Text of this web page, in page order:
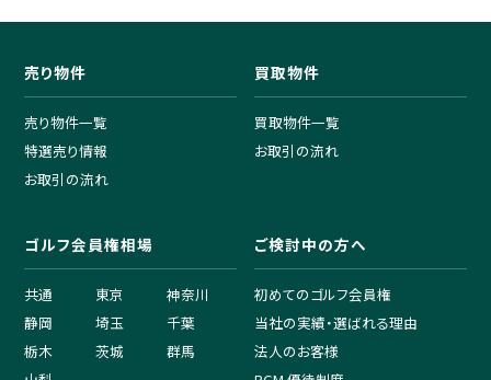
売り物件
売り物件一覧
特選売り情報
お取引の流れ
買取物件
買取物件一覧
お取引の流れ
ゴルフ会員権相場
共通 東京
神奈川
静岡
埼玉
千葉
栃木
茨城
群馬
ご検討中の方へ
初めてのゴルフ会員権
当社の実績・選ばれる理由
法人のお客様